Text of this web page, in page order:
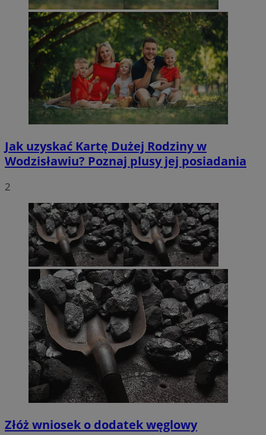
Jak uzyskać Kartę Dużej Rodziny w
Wodzisławiu? Poznaj plusy jej posiadania
2
Złóż wniosek o dodatek węglowy